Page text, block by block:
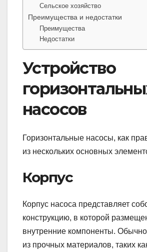
Сельское хозяйство
Преимущества и недостатки
Преимущества
Недостатки
Устройство
насосов
Горизонтальные насосы, как
из нескольких основных
Корпус
Корпус насоса представляет
конструкцию, в которой
внутренние компоненты. Обычно
из прочных материалов, таких